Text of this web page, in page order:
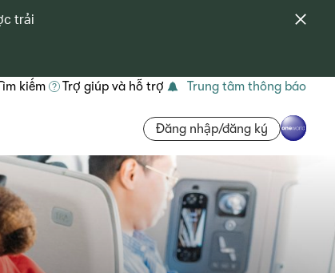
trải
kiếm Trợ giúp và hỗ trợ Trung tâm thông báo
Đăng nhập/đăng ký